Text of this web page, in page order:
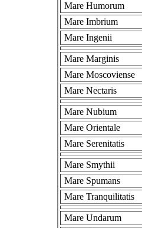
Mare Humorum
Mare Imbrium
Mare Ingenii
Mare Marginis
Mare Moscoviense
Mare Nectaris
Mare Nubium
Mare Orientale
Mare Serenitatis
Mare Smythii
Mare Spumans
Mare Tranquilitatis
Mare Undarum